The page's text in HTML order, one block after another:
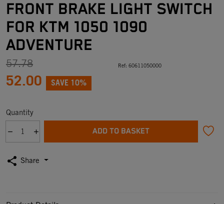
FRONT BRAKE LIGHT SWITCH
FOR KTM 1050 1090
ADVENTURE
57.78
52.00 SAVE 10%
Ref: 60611050000
Quantity
ADD TO BASKET
share Share